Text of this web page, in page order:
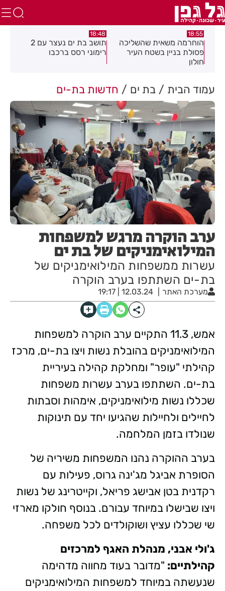
18:48
תושב בת ים נעצר עם 2
רימוני רסס ברכבו
16:21
יום שני ברציפות: שני שוהים
בלתי חוקיים אותרו ברמת גן
עמוד הבית בת ים חדשות בת-ים
ערב הוקרה מרגש למשפחות
המילואימניקים של בת ים
עשרות ממשפחות המילואימניקים של
בת-ים השתתפו בערב הוקרה
מערכת האתר 12.03.24 | 19:17
אמש, 11.3 התקיים ערב הוקרה למשפחות
המילואימניקים בהובלת נשות ויצו בת-ים, מרכז
קהילתי "עופר" ומחלקת קהילה בעיריית
בת-ים. השתתפו בערב עשרות משפחות
שכללו נשות מילואימניקים, אימהות וסבתות
לחיילים ולחיילות שהגיעו יחד עם תינוקות
שנולדו בזמן המלחמה.
בערב ההוקרה נהנו המשפחות משיריה של
הסופרת אביגל מג'ינה גרוס, פעילות עם
רקדנית בטן אבישג פריאל, וקייטרינג של נשות
ויצו שבישלו במיוחד עבורם. בנוסף חולקו מארזי
שי שכללו עציץ ושוקולדים לכל משפחה.
ג'ולי אבני, מנהלת האגף למרכזים
קהילתיים: "מדובר בעוד מחווה מדהימה
שנעשתה במיוחד למשפחות המילואימניקים